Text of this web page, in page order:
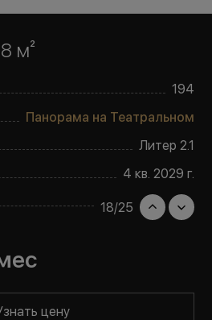
м²
194
Панорама на Театральном
Литер 2.1
4 кв. 2029 г.
18/25
цену